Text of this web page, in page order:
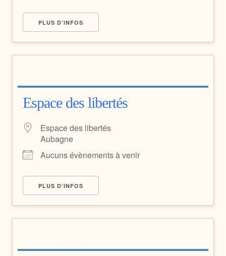
PLUS D’INFOS
Espace des libertés
Espace des libertés
Aubagne
Aucuns évènements à venir
PLUS D’INFOS